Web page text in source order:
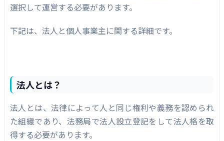
選択して運営する必要があります。
下記は、法人と個人事業主に関する詳細です。
法人とは？
法人とは、法律によって人と同じ権利や義務を認められ
た組織であり、法務局で法人設立登記をして法人格を取
得する必要があります。